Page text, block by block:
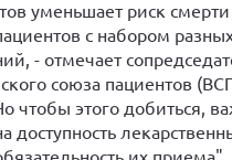
уменьшает риск
с набором
- отмечает
союза пациентов
чтобы этого добиться,
доступность